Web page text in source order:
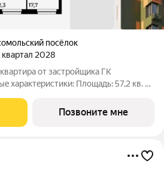
посёлок
квартал 2028
от зaстpойщика ГК
Площaдь: 57,2 кв. м
Позвоните мне